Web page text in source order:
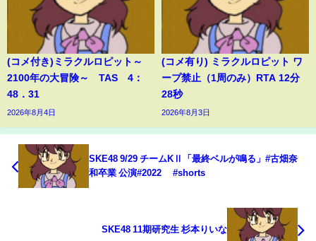
(コメ付き)ミラクルロピット～
2100年の大冒険～ TAS 4：
48．31
2026年8月4日
(コメ有り) ミラクルロピット ワ
ープ禁止（1周のみ）RTA 12分
28秒
2026年8月3日
SKE48 9/29 チームKⅡ「最終ベルが鳴る」#古畑奈
和卒業 公演#2022 #shorts
SKE48 11期研究生 杉本りいな